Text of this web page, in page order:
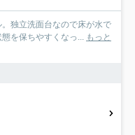
独立洗面台なので床が水で
を保ちやすくなっ...
もっと